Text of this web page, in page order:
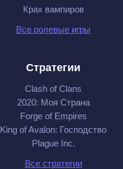
Крах вампиров
Все ролевые игры
Стратегии
Clash of Clans
2020: Моя Cтрана
Forge of Empires
King of Avalon: Господство
Plague Inc.
Все стратегии